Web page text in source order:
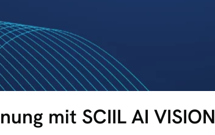
mit SCIIL AI VISION